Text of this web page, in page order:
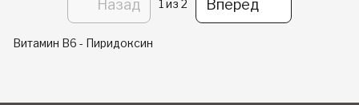
Назад 1 из 2 Вперед
Витамин B6 - Пиридоксин